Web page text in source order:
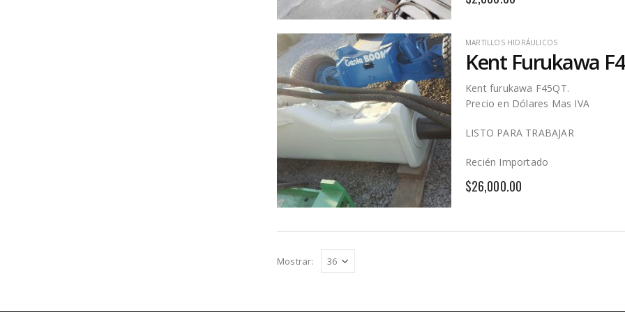
MARTILLOS HIDRÁULICOS
Kent Furukawa
Kent furukawa F45QT.
Precio en Dólares Mas IVA
LISTO PARA TRABAJAR
Recién Importado
$26,000.00
Mostrar: